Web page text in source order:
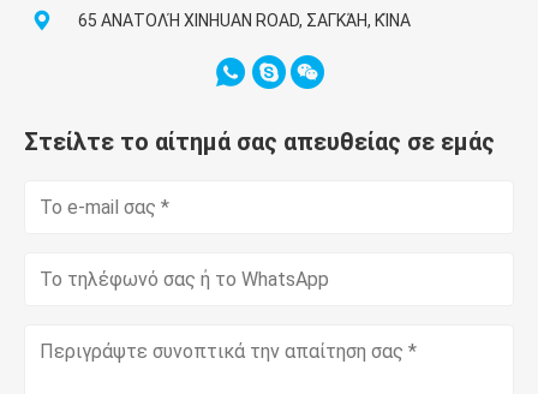
65 ΑΝΑΤΟΛΉ XINHUAN ROAD, ΣΑΓΚΆΗ, ΚΊΝΑ
Στείλτε το αίτημά σας απευθείας σε εμάς